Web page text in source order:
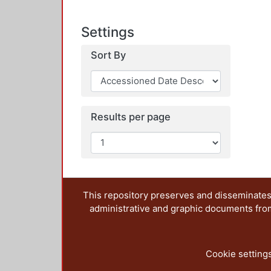
Settings
Sort By
Results per page
This repository preserves and
administrative and graphic documents
Cookie